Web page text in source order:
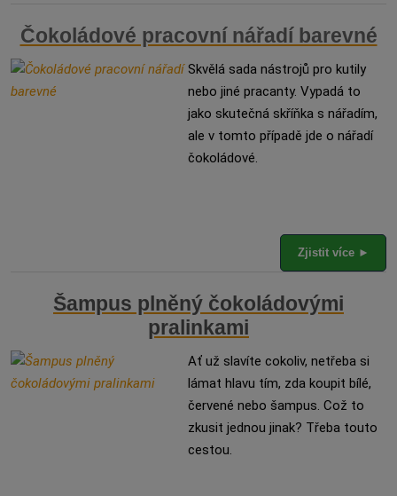
Čokoládové pracovní nářadí barevné
Skvělá sada nástrojů pro kutily
nebo jiné pracanty. Vypadá to
jako skutečná skříňka s nářadím,
ale v tomto případě jde o nářadí
čokoládové.
Zjistit více ►
Šampus plněný čokoládovými
pralinkami
Ať už slavíte cokoliv, netřeba si
lámat hlavu tím, zda koupit bílé,
červené nebo šampus. Což to
zkusit jednou jinak? Třeba touto
cestou.